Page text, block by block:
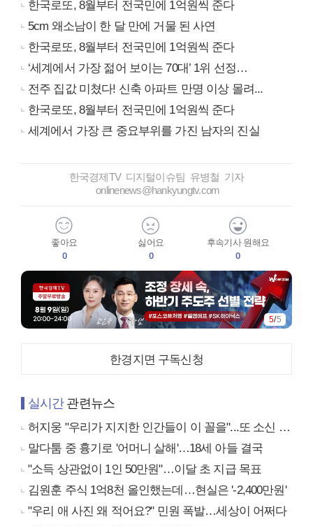
한국로또, 8월부터 전국민에 1억원씩 준다
5cm 왜소남이 한 달 만에 거물 된 사연
한국로또, 8월부터 전국민에 1억원씩 준다
‘세계에서 가장 젊어 보이는 70대’ 1위 선정…
전주 집값 미쳤다! 신축 아파트 만명 이상 몰려...
한국로또, 8월부터 전국민에 1억원씩 준다
세계에서 가장 큰 중요부위를 가진 남자의 진실
한국경제TV 디지털이슈팀 유병철 기자
onlinenews@hankyungtv.com
좋아요
0
싫어요
0
후속기사 원해요
0
5/5
한경지면 구독신청
실시간관련뉴스
허지웅 "우리가 지지한 인간들이 이 꼴을"...또 소신 발언
말다툼 중 흉기로 '어머니 살해'…18세 아들 결국
"소득 상관없이 1인 50만원"…이달 초 지급 목표
김원훈 주식 1억8천 올인했는데…현실은 '-2,400만원'
"우리 애 사진 왜 적어요?" 민원 폭발…세상이 어쩌다